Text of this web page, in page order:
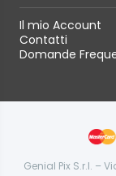
Il mio Account
Contatti
Domande
Genial Pix S.r.l. –